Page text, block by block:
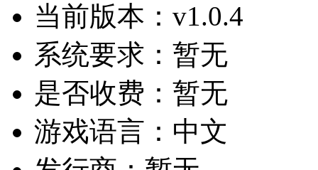
当前版本： v1.0.4
系统要求： 暂无
是否收费： 暂无
游戏语言： 中文